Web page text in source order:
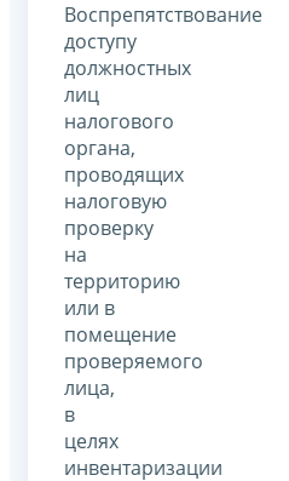
Воспрепятствование
доступу
должностных
лиц
налогового
органа,
проводящих
налоговую
проверку
на
территорию
или в
помещение
проверяемого
лица,
в
целях
инвентаризации